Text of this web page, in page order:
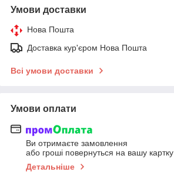
Умови доставки
Нова Пошта
Доставка кур'єром Нова Пошта
Всі умови доставки
Умови оплати
Ви отримаєте замовлення
або гроші повернуться на вашу картку
Детальніше